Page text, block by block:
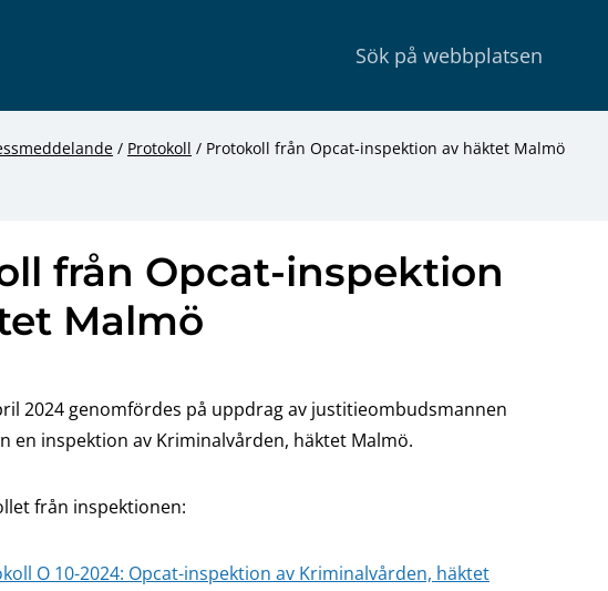
Protokoll Protokoll från Opcat-inspektion av häktet Malmö
från Opcat-inspektion
Malmö
2024 genomfördes på uppdrag av justitieombudsmannen
en inspektion av Kriminalvården, häktet Malmö.
från inspektionen:
O 10-2024: Opcat-inspektion av Kriminalvården, häktet